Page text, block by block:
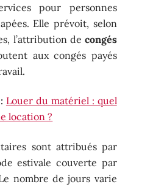
pour personnes
Elle prévoit, selon
l’attribution de congés
aux congés payés
Louer du matériel : quel
location ?
sont attribués par
estivale couverte par
nombre de jours varie